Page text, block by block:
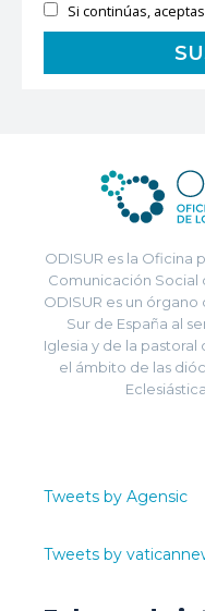
Si continúas,
ODISUR es la Oficina
Comunicación Social
ODISUR es un
Sur de España al
Iglesia y de la
el ámbito de las
Tweets by Agensic
Tweets by